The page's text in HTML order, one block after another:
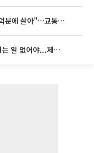
'굿 윌 헌팅' 배우 "기아 EV2 덕분에 살아"…교통사고 후 안전성 극찬
李대통령 “청년이 결혼 망설이는 일 없어야...제도상 불이익 조사”